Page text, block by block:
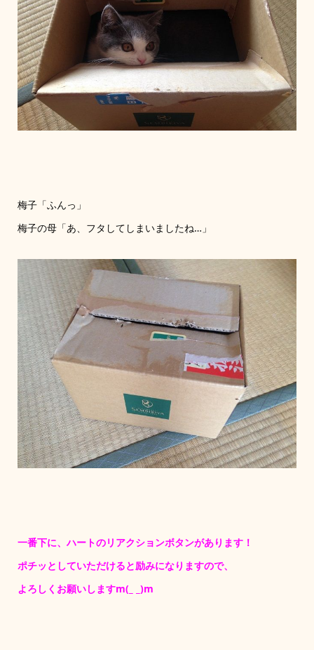
梅子「ふんっ」
梅子の母「あ、フタしてしまいましたね…」
一番下に、ハートのリアクションボタンがあります！
ポチッとしていただけると励みになりますので、
よろしくお願いしますm(_ _)m